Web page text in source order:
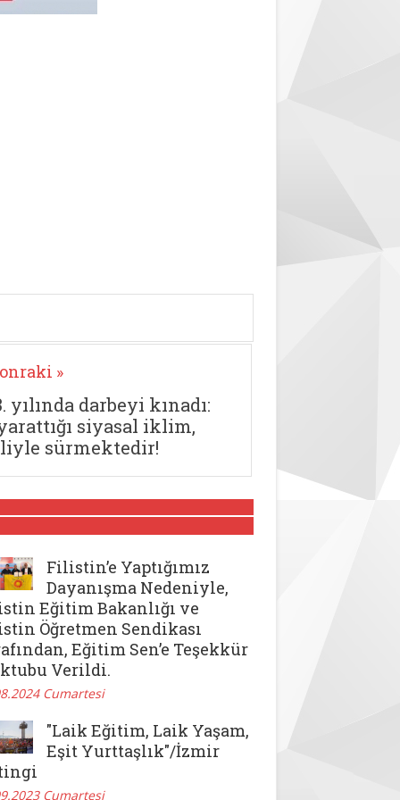
»
yılında darbeyi kınadı:
siyasal iklim,
sürmektedir!
Filistin’e Yaptığımız
Dayanışma Nedeniyle,
Eğitim Bakanlığı ve
Öğretmen Sendikası
Eğitim Sen’e Teşekkür
Verildi.
Cumartesi
"Laik Eğitim, Laik Yaşam,
Eşit Yurttaşlık"/İzmir
Cumartesi